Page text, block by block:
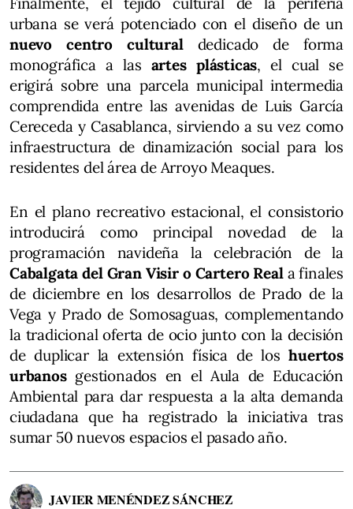
urbana se verá potenciado con el diseño de un
nuevo centro cultural dedicado de forma
monográfica a las artes plásticas, el cual se
erigirá sobre una parcela municipal intermedia
comprendida entre las avenidas de Luis García
Cereceda y Casablanca, sirviendo a su vez como
infraestructura de dinamización social para los
residentes del área de Arroyo Meaques.
En el plano recreativo estacional, el consistorio
introducirá como principal novedad de la
programación navideña la celebración de la
Cabalgata del Gran Visir o Cartero Real a finales
de diciembre en los desarrollos de Prado de la
Vega y Prado de Somosaguas, complementando
la tradicional oferta de ocio junto con la decisión
de duplicar la extensión física de loshuertos
urbanosgestionados en el Aula de Educación
Ambiental para dar respuesta a la alta demanda
ciudadana que ha registrado la iniciativa tras
sumar 50 nuevos espacios el pasado año.
JAVIER MENÉNDEZ SÁNCHEZ